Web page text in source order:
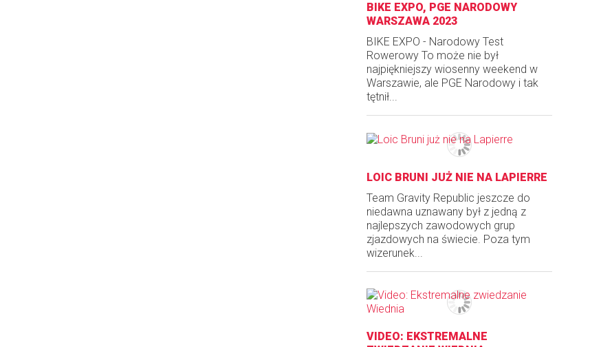
BIKE EXPO, PGE NARODOWY
WARSZAWA 2023
BIKE EXPO - Narodowy Test
Rowerowy To może nie był
najpiękniejszy wiosenny weekend w
Warszawie, ale PGE Narodowy i tak
tętnił...
LOIC BRUNI JUŻ NIE NA LAPIERRE
Team Gravity Republic jeszcze do
niedawna uznawany był z jedną z
najlepszych zawodowych grup
zjazdowych na świecie. Poza tym
wizerunek...
VIDEO: EKSTREMALNE